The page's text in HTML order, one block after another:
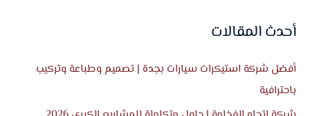
ح
ث
أحدث المقالات
أفضل شركة استيكرات سيارات بجدة | تصميم وطباعة وتركيب
باحترافية